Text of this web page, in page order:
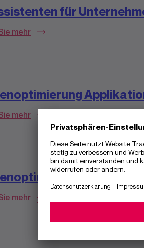
für
mehr
mehr
Cloud
mehr